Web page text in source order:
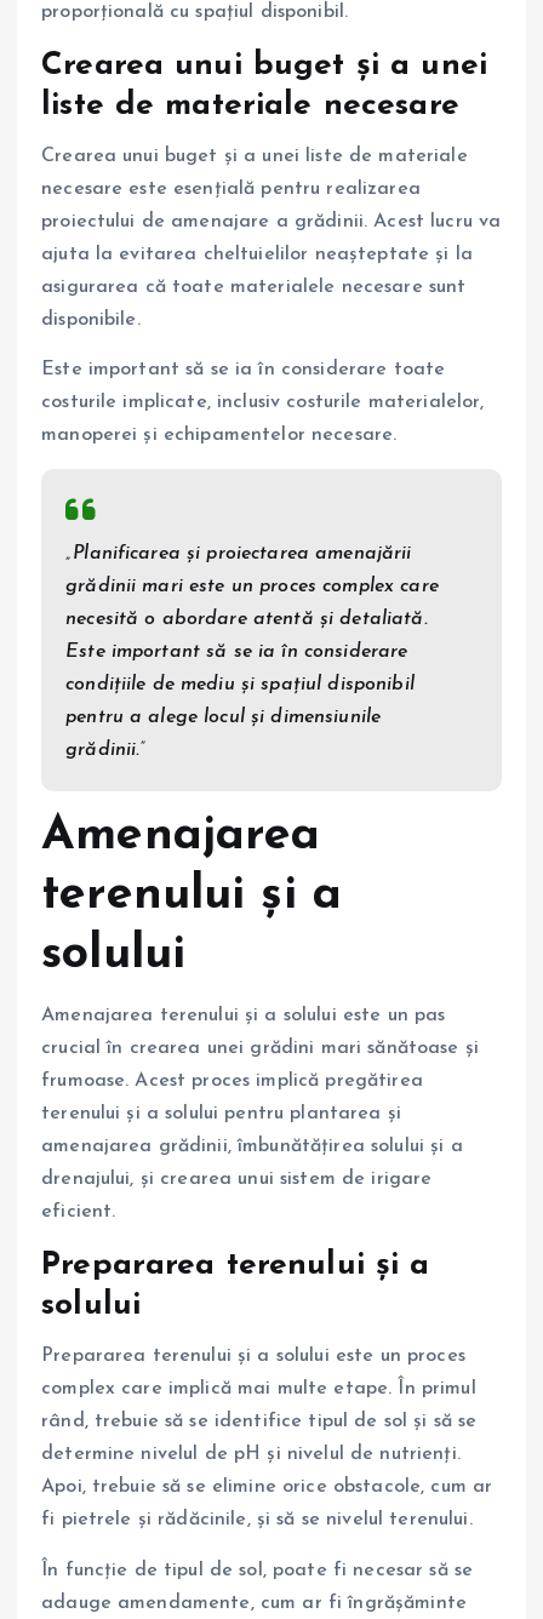
proporțională cu spațiul disponibil.
Crearea unui buget și a unei
liste de materiale necesare
Crearea unui buget și a unei liste de materiale
necesare este esențială pentru realizarea
proiectului de amenajare a grădinii. Acest lucru va
ajuta la evitarea cheltuielilor neașteptate și la
asigurarea că toate materialele necesare sunt
disponibile.
Este important să se ia în considerare toate
costurile implicate, inclusiv costurile materialelor,
manoperei și echipamentelor necesare.
„Planificarea și proiectarea amenajării
grădinii mari este un proces complex care
necesită o abordare atentă și detaliată.
Este important să se ia în considerare
condițiile de mediu și spațiul disponibil
pentru a alege locul și dimensiunile
grădinii.”
Amenajarea
terenului și a
solului
Amenajarea terenului și a solului este un pas
crucial în crearea unei grădini mari sănătoase și
frumoase. Acest proces implică pregătirea
terenului și a solului pentru plantarea și
amenajarea grădinii, îmbunătățirea solului și a
drenajului, și crearea unui sistem de irigare
eficient.
Prepararea terenului și a
solului
Prepararea terenului și a solului este un proces
complex care implică mai multe etape. În primul
rând, trebuie să se identifice tipul de sol și să se
determine nivelul de pH și nivelul de nutrienți.
Apoi, trebuie să se elimine orice obstacole, cum ar
fi pietrele și rădăcinile, și să se nivelul terenului.
În funcție de tipul de sol, poate fi necesar să se
adauge amendamente, cum ar fi îngrășăminte